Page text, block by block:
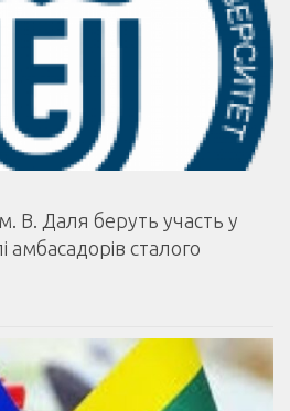
В. Даля беруть участь у
сталого